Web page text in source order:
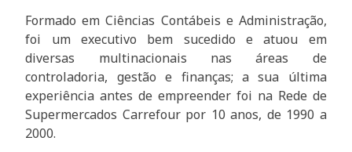
Formado em Ciências Contábeis e Administração,
foi um executivo bem sucedido e atuou em
diversas multinacionais nas áreas de
controladoria, gestão e finanças; a sua última
experiência antes de empreender foi na Rede de
Supermercados Carrefour por 10 anos, de 1990 a
2000.